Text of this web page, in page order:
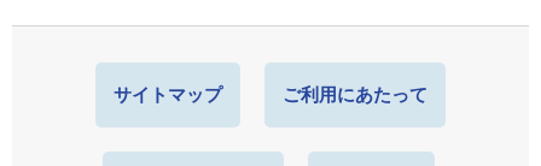
サイトマップ ご利用にあたって